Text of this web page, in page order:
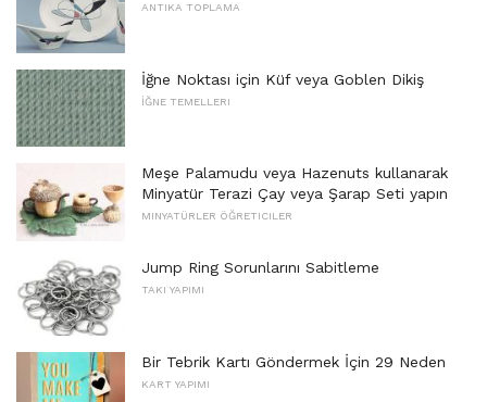
ANTIKA TOPLAMA
İğne Noktası için Küf veya Goblen Dikiş
İĞNE TEMELLERI
Meşe Palamudu veya Hazenuts kullanarak
Minyatür Terazi Çay veya Şarap Seti yapın
MINYATÜRLER ÖĞRETICILER
Jump Ring Sorunlarını Sabitleme
TAKI YAPIMI
Bir Tebrik Kartı Göndermek İçin 29 Neden
KART YAPIMI